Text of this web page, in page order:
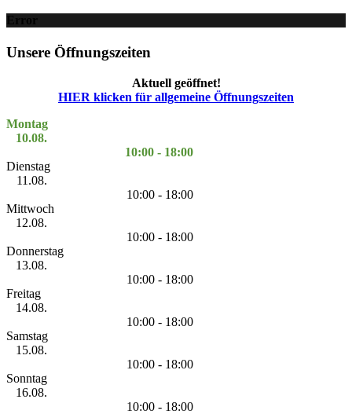
Error
Unsere Öffnungszeiten
Aktuell geöffnet!
HIER klicken für allgemeine Öffnungszeiten
Montag
10.08.
10:00 - 18:00
Dienstag
11.08.
10:00 - 18:00
Mittwoch
12.08.
10:00 - 18:00
Donnerstag
13.08.
10:00 - 18:00
Freitag
14.08.
10:00 - 18:00
Samstag
15.08.
10:00 - 18:00
Sonntag
16.08.
10:00 - 18:00